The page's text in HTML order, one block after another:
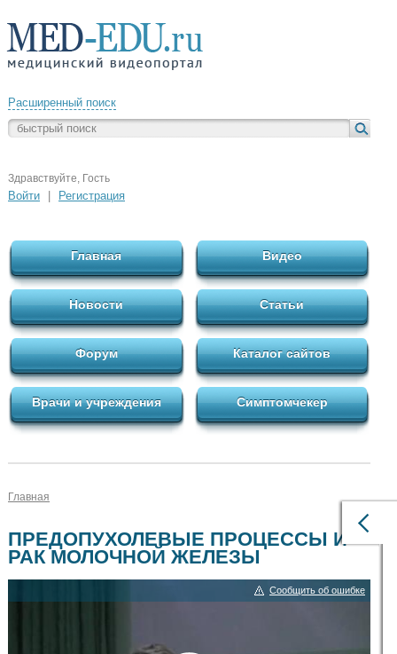
Расширенный поиск
Здравствуйте, Гость
Войти Регистрация
Главная Видео
Новости Статьи
Форум Каталог сайтов
Врачи и учреждения Симптомчекер
Главная
ПРЕДОПУХОЛЕВЫЕ ПРОЦЕССЫ И
РАК МОЛОЧНОЙ ЖЕЛЕЗЫ
Сообщить об ошибке